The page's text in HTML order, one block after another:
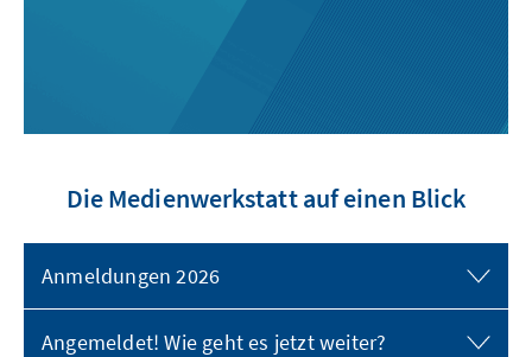
Die Medienwerkstatt auf einen Blick
Anmeldungen 2026
Angemeldet! Wie geht es jetzt weiter?